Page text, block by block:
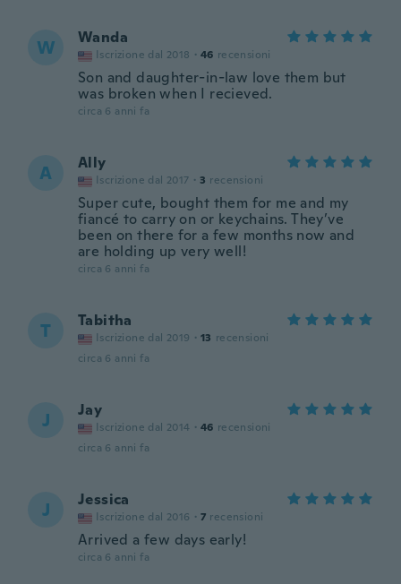
W Wanda
Iscrizione dal 2018 · 46 recensioni
Son and daughter-in-law love them but
was broken when I recieved.
circa 6 anni fa
A Ally
Iscrizione dal 2017 · 3 recensioni
Super cute, bought them for me and my
fiancé to carry on or keychains. They’ve
been on there for a few months now and
are holding up very well!
circa 6 anni fa
T Tabitha
Iscrizione dal 2019 · 13 recensioni
circa 6 anni fa
J Jay
Iscrizione dal 2014 · 46 recensioni
circa 6 anni fa
J Jessica
Iscrizione dal 2016 · 7 recensioni
Arrived a few days early!
circa 6 anni fa